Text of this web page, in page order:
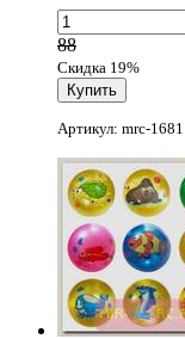
88
Скидка 19%
Артикул: mrc-